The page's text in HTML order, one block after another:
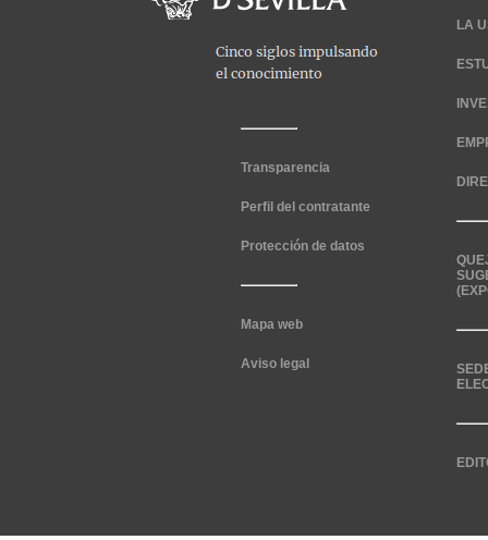
Transparencia
Perfil del contratante
Protección de datos
Mapa web
Aviso legal
LA